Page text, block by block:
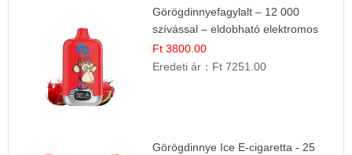
Görögdinnyefagylalt – 12 000
szívással – eldobható elektromos
cigi
Ft 3800.00
Eredeti ár： Ft 7251.00
Görögdinnye Ice E-cigaretta - 25